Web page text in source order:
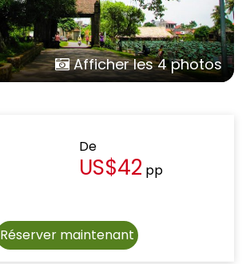
Afficher les 4 photos
De
US$42 pp
Réserver maintenant